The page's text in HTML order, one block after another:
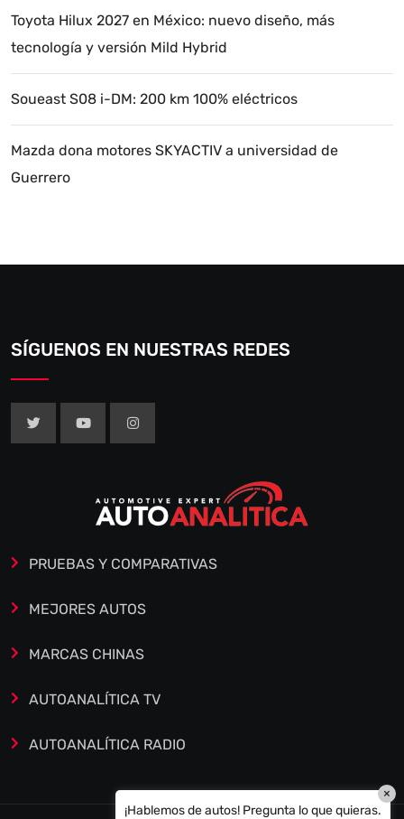
Toyota Hilux 2027 en México: nuevo diseño, más
tecnología y versión Mild Hybrid
Soueast S08 i-DM: 200 km 100% eléctricos
Mazda dona motores SKYACTIV a universidad de
Guerrero
SÍGUENOS EN NUESTRAS REDES
PRUEBAS Y COMPARATIVAS
MEJORES AUTOS
MARCAS CHINAS
AUTOANALÍTICA TV
AUTOANALÍTICA RADIO
¡Hablemos de autos! Pregunta lo que quieras.
×